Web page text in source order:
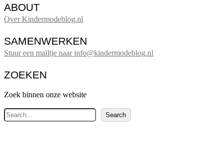
ABOUT
Over Kindermodeblog.nl
SAMENWERKEN
Stuur een mailtje naar info@kindermodeblog.nl
ZOEKEN
Zoek binnen onze website
Z
o
Search